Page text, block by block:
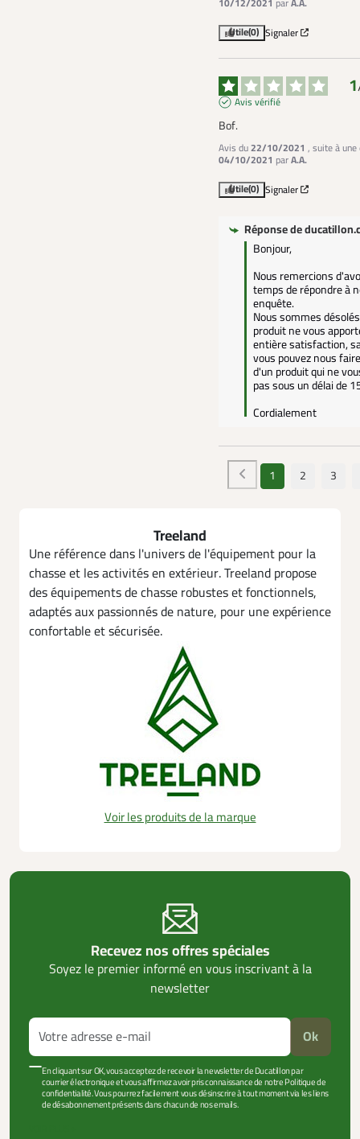
10/12/2021 parA.A.
Utile(0) Signaler
1
Avis vérifié
Bof.
Avis du22/10/2021 , suite à une
04/10/2021 parA.A.
Utile(0) Signaler
Réponse de
Bonjour,
Nous remercions
temps de répondre à
enquête.
Nous sommes
produit ne vous
entière satisfaction,
vous pouvez nous
d'un produit qui ne
pas sous un délai de
1 2 3
Treeland
Une référence dans l'univers de l'équipement pour la
chasse et les activités en extérieur. Treeland propose
des équipements de chasse robustes et fonctionnels,
adaptés aux passionnés de nature, pour une expérience
confortable et sécurisée.
Voir les produits de la marque
Recevez nos offres spéciales
Soyez le premier informé en vous inscrivant à la
newsletter
Ok
En cliquant sur OK, vous acceptez de recevoir la newsletter de Ducatillon par
courrier électronique et vous affirmez avoir pris connaissance de notre Politique de
confidentialité. Vous pourrez facilement vous désinscrire à tout moment via les liens
de désabonnement présents dans chacun de nos emails.